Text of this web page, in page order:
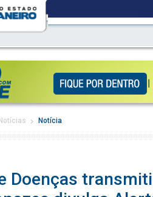
Notícias Notícia
Doenças